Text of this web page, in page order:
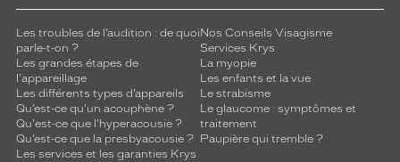
Les troubles de l’audition : de quoi
parle-t-on ?
Les grandes étapes de
l'appareillage
Les différents types d’appareils
Qu’est-ce qu'un acouphène ?
Qu'est-ce que l'hyperacousie ?
Qu’est-ce que la presbyacousie ?
Les services et les garanties Krys
Nos Conseils Visagisme
Services Krys
La myopie
Les enfants et la vue
Le strabisme
Le glaucome : symptômes et
traitement
Paupière qui tremble ?